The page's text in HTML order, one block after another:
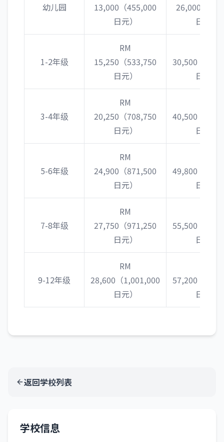
幼儿园
13,000（455,000
日元）
26,000（
日元）
1-2年级
RM
15,250（533,750
日元）
30,500（
日元）
3-4年级
RM
20,250（708,750
日元）
40,500（
日元）
5-6年级
RM
24,900（871,500
日元）
49,800（
日元）
7-8年级
RM
27,750（971,250
日元）
55,500（
日元）
9-12年级
RM
28,600（1,001,000
日元）
57,200（
日元）
返回学校列表
学校信息